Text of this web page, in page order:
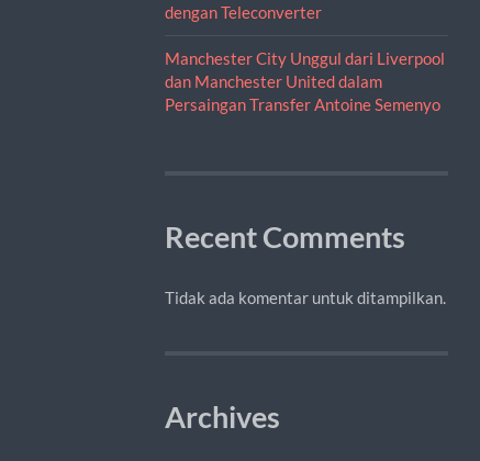
dengan Teleconverter
Manchester City Unggul dari Liverpool
dan Manchester United dalam
Persaingan Transfer Antoine Semenyo
Recent Comments
Tidak ada komentar untuk ditampilkan.
Archives